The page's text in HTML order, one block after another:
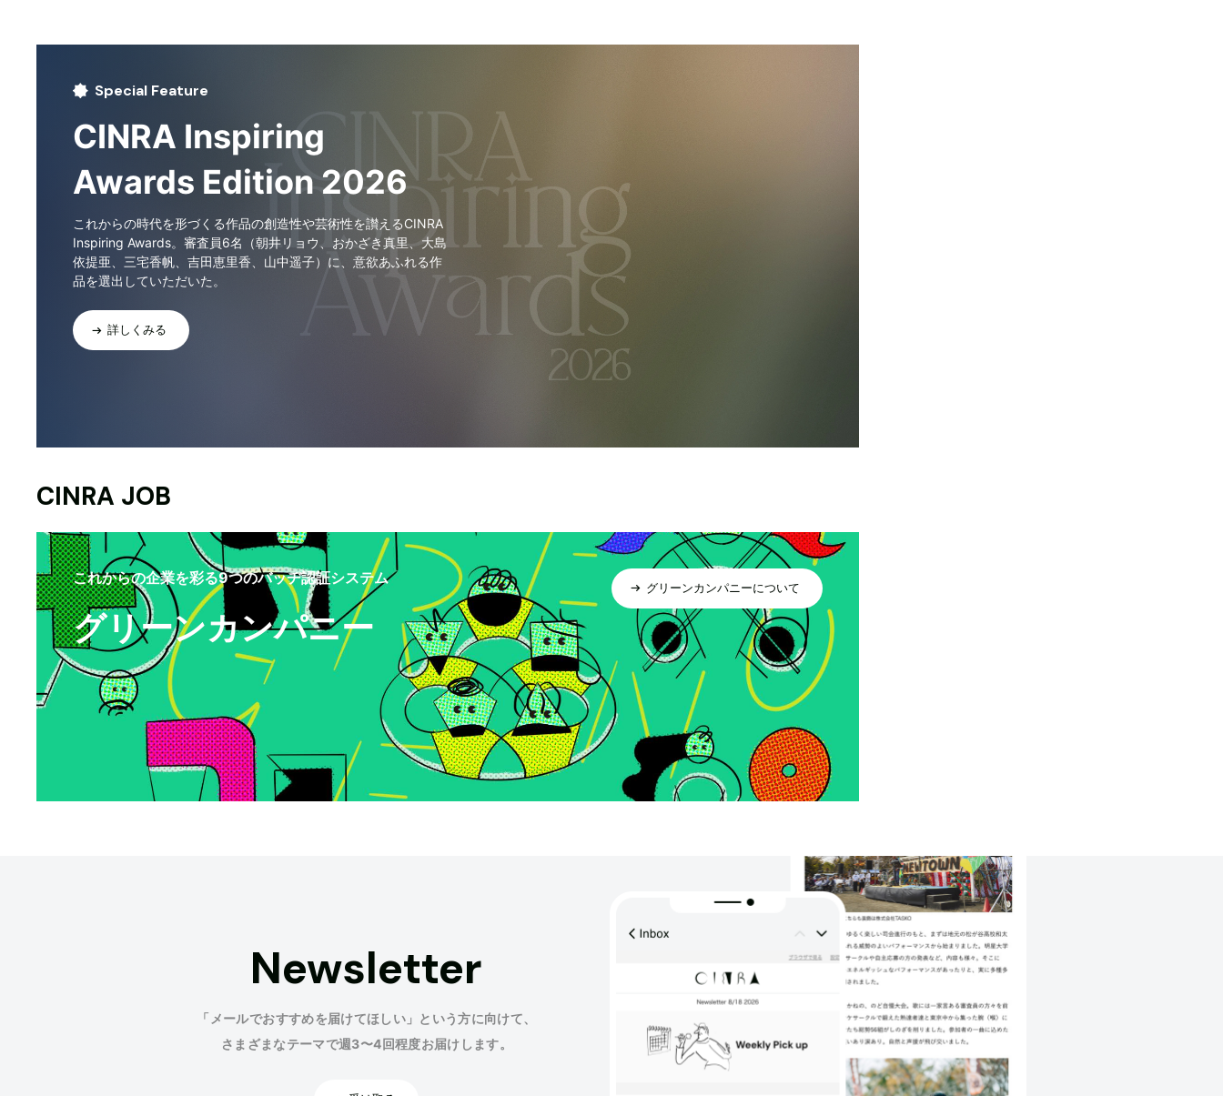
Special Feature
CINRA Inspiring
Awards Edition 2026
これからの時代を形づくる作品の創造性や芸術性を讃えるCINRA
Inspiring Awards。審査員6名（朝井リョウ、おかざき真里、大島
依提亜、三宅香帆、吉田恵里香、山中遥子）に、意欲あふれる作
品を選出していただいた。
詳しくみる
CINRA JOB
これからの企業を彩る9つのバッヂ認証システム
グリーンカンパニー
グリーンカンパニーについて
Newsletter
「メールでおすすめを届けてほしい」という方に向けて、
さまざまなテーマで週3〜4回程度お届けします。